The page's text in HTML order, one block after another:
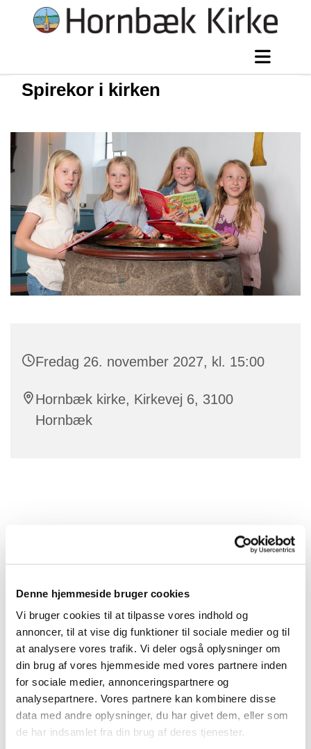
Denne hjemmeside bruger cookies
Vi bruger cookies til at tilpasse vores indhold og
annoncer, til at vise dig funktioner til sociale medier og til
at analysere vores trafik. Vi deler også oplysninger om
din brug af vores hjemmeside med vores partnere inden
for sociale medier, annonceringspartnere og
analysepartnere. Vores partnere kan kombinere disse
data med andre oplysninger, du har givet dem, eller som
de har indsamlet fra din brug af deres tjenester.
Spirekor i kirken
Fredag 26. november 2027, kl. 15:00
Hornbæk kirke, Kirkevej 6, 3100
Hornbæk